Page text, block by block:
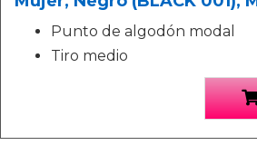
Punto de algodón modal
Tiro medio